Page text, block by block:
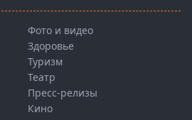
Фото и видео
Здоровье
Туризм
Театр
Пресс-релизы
Кино